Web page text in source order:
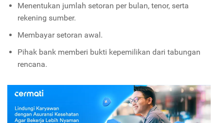
Menentukan jumlah setoran per bulan, tenor, serta
rekening sumber.
Membayar setoran awal.
Pihak bank memberi bukti kepemilikan dari tabungan
rencana.